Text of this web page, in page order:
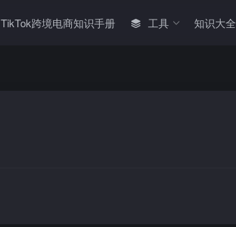
TikTok跨境电商知识手册 工具 知识大全